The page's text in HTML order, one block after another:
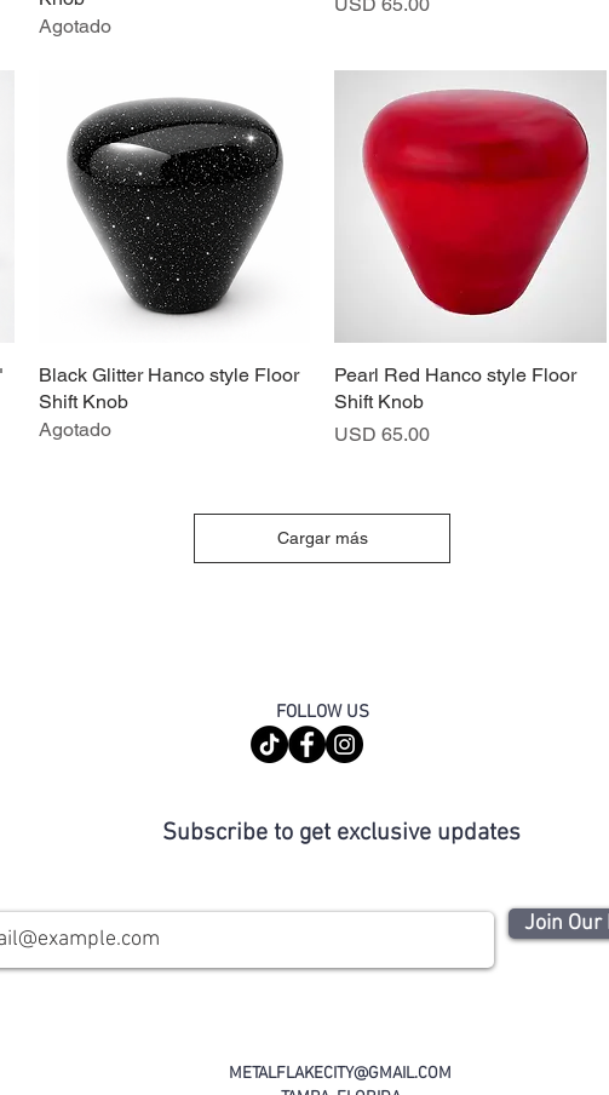
Agotado
Vista rápida
Black Glitter Hanco style Floor
Shift Knob
Agotado
Vista rápida
Pearl Red Hanco style Floor
Shift Knob
Precio
USD 65.00
Cargar más
FOLLOW US
Subscribe to get exclusive updates
Join Our
METALFLAKECITY@GMAIL.COM